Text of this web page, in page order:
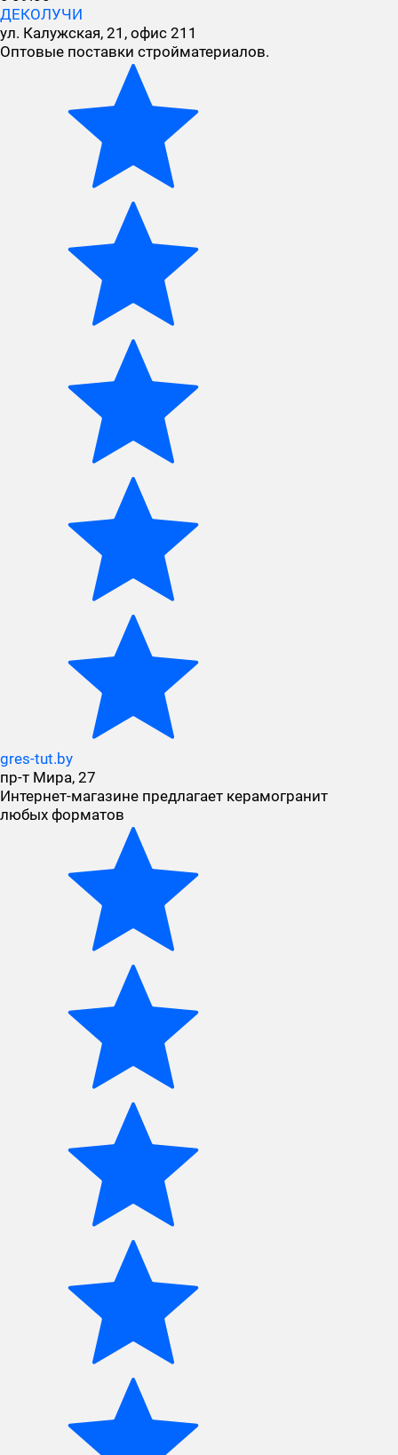
ДЕКОЛУЧИ
ул. Калужская, 21, офис 211
Оптовые поставки стройматериалов.
gres-tut.by
пр-т Мира, 27
Интернет-магазине предлагает керамогранит
любых форматов